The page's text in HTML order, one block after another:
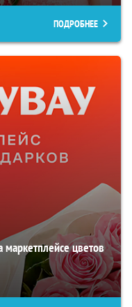
ПОДРОБНЕЕ
цветов